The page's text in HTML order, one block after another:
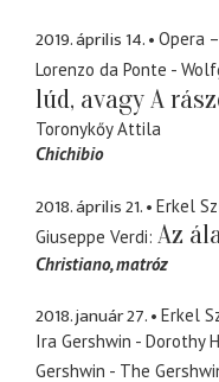
2019. április 14.
Opera
Lorenzo da Ponte -
lúd, avagy A
Toronykőy Attila
Chichibio
2018. április 21.
Erkel
Giuseppe Verdi Az
Christiano matróz
2018. január 27.
Erkel
Ira Gershwin - Dorothy
Gershwin - The